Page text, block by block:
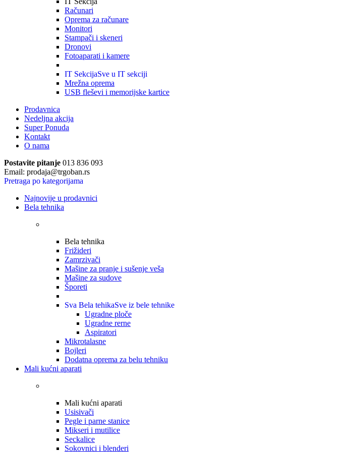
Računari
Oprema za računare
Monitori
Stampači i skeneri
Dronovi
Fotoaparati i kamere
IT SekcijaSve u IT sekciji
Mrežna oprema
USB fleševi i memorijske kartice
Prodavnica
Nedeljna akcija
Super Ponuda
Kontakt
O nama
Postavite pitanje 013 836 093
Email: prodaja@trgoban.rs
Pretraga po kategorijama
Najnovije u prodavnici
Bela tehnika
Bela tehnika
Frižideri
Zamrzivači
Mašine za pranje i sušenje veša
Mašine za sudove
Šporeti
Sva Bela tehikaSve iz bele tehnike
Ugradne ploče
Ugradne rerne
Aspiratori
Mikrotalasne
Bojleri
Dodatna oprema za belu tehniku
Mali kućni aparati
Mali kućni aparati
Usisivači
Pegle i parne stanice
Mikseri i mutilice
Seckalice
Sokovnici i blenderi